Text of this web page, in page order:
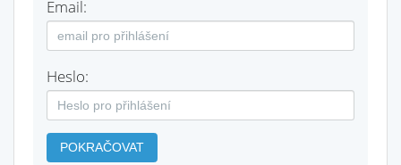
Email:
Heslo:
POKRAČOVAT